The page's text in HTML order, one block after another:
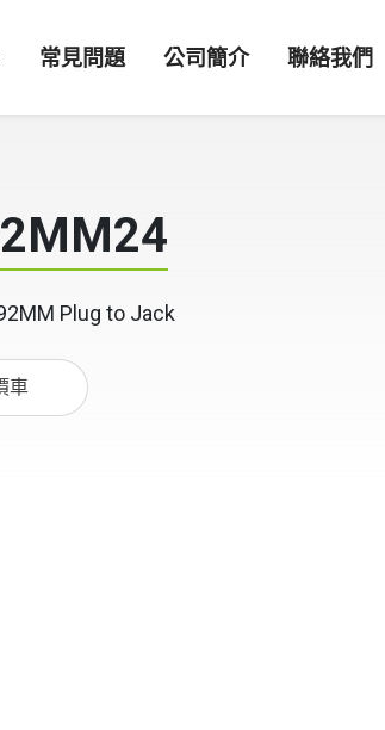
常見問題 公司簡介 聯絡我們
Plug to Jack
車